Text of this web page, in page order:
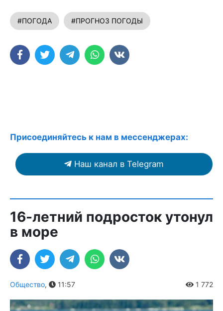
#ПОГОДА #ПРОГНОЗ ПОГОДЫ
Присоединяйтесь к нам в мессенджерах:
Наш канал в Telegram
16-летний подросток утонул
в море
Общество, 11:57 1 772